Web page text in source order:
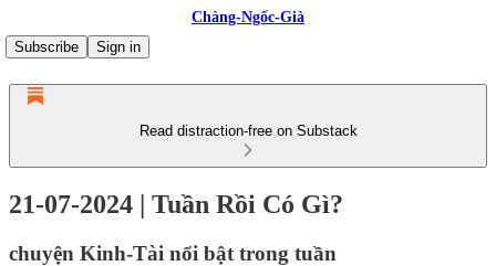
Chàng-Ngốc-Già
Subscribe
Sign in
Read distraction-free on Substack
21-07-2024 | Tuần Rồi Có Gì?
chuyện Kinh-Tài nổi bật trong tuần